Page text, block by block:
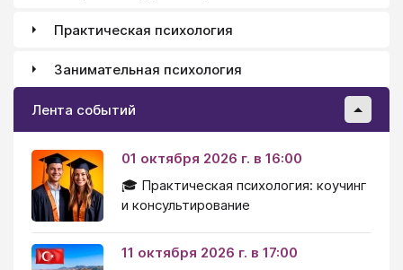
Практическая психология
Занимательная психология
Лента событий
01 октября 2026 г. в 16:00
🎓 Практическая психология: коучинг
и консультирование
11 октября 2026 г. в 17:00